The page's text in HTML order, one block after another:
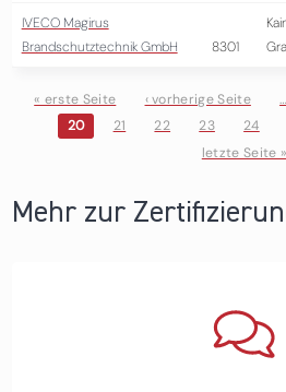
IVECO Magirus
Brandschutztechnik GmbH
8301
Seiten
« erste Seite ‹ vorherige Seite …
20
21 22 23 24
letzte Seite »
Mehr zur